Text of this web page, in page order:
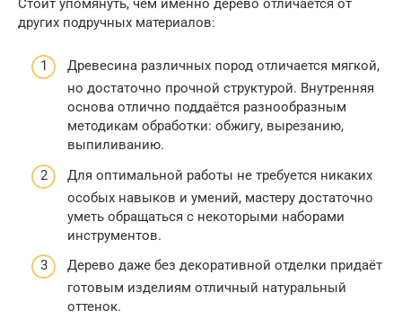
Стоит упомянуть, чем именно дерево отличается от
других подручных материалов:
Древесина различных пород отличается мягкой,
но достаточно прочной структурой. Внутренняя
основа отлично поддаётся разнообразным
методикам обработки: обжигу, вырезанию,
выпиливанию.
Для оптимальной работы не требуется никаких
особых навыков и умений, мастеру достаточно
уметь обращаться с некоторыми наборами
инструментов.
Дерево даже без декоративной отделки придаёт
готовым изделиям отличный натуральный
оттенок.